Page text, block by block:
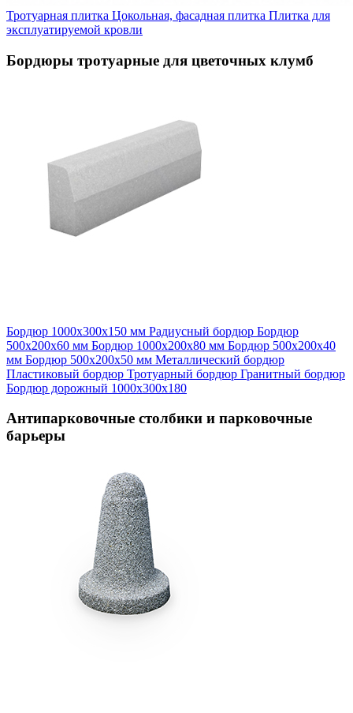
Тротуарная плитка Цокольная, фасадная плитка Плитка для
эксплуатируемой кровли
Бордюры тротуарные для цветочных клумб
Бордюр 1000х300х150 мм Радиусный бордюр Бордюр
500х200х60 мм Бордюр 1000х200х80 мм Бордюр 500х200х40
мм Бордюр 500х200х50 мм Металлический бордюр
Пластиковый бордюр Тротуарный бордюр Гранитный бордюр
Бордюр дорожный 1000х300х180
Антипарковочные столбики и парковочные
барьеры